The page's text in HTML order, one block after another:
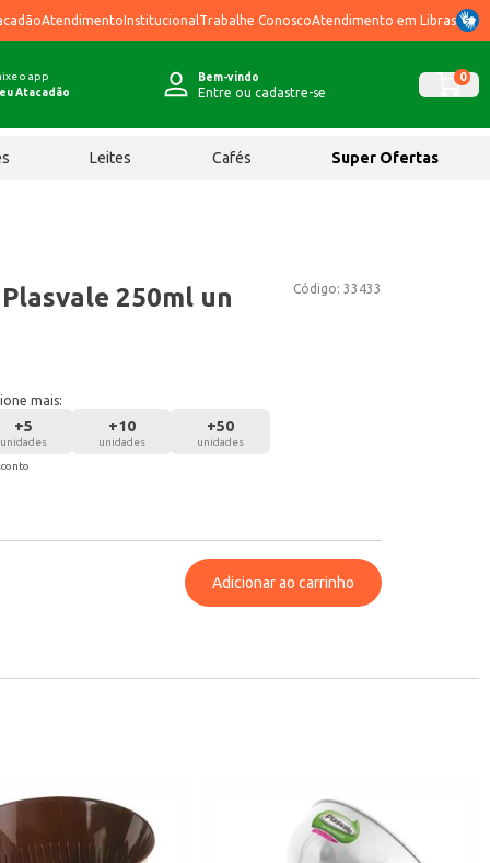
AtendimentoInstitucional Trabalhe ConoscoAtendimento em Libras
o app
Atacadão
Bem-vindo
Entre ou cadastre-se
0
Leites Cafés Super Ofertas
Código: 33433
250ml un
mais:
+5
unidades
+10
unidades
+50
unidades
Adicionar ao carrinho